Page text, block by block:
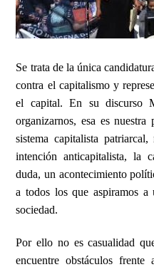
Se trata de la única
contra el capitalismo y
el capital. En su discurso
organizarnos, esa es nuestra
sistema capitalista
intención anticapitalista, la
duda, un acontecimiento
a todos los que aspiramos a
sociedad.
Por ello no es casualidad
encuentre obstáculos